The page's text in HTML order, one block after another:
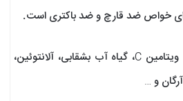
خواص ضد قارچ و ضد باکتری است.
ترکیبات: روغن درخت چای، ویتامین C، گیاه آب بشقابی، آلانتوئین،
و …